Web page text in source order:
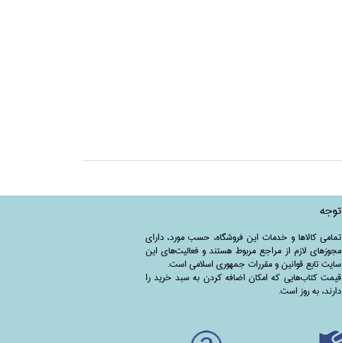
توجه
تمامی‌ کالاها و خدمات این فروشگاه، حسب مورد،‌ دارای
مجوزهای لازم از مراجع مربوط هستند ‌و‌‌ فعالیت‌های این
سایت تابع قوانین و مقررات جمهوری اسلامی است.
قیمت کتاب‌هایی که امکان اضافه کردن به سبد خرید را
دارند،‌ به روز است.